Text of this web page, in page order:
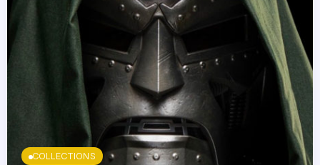
COLLECTIONS